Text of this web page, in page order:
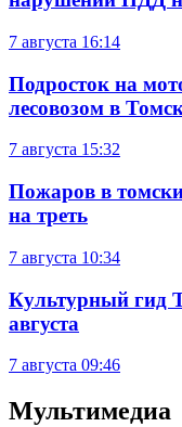
7 августа 16:14
Подросток на
лесовозом в
7 августа 15:32
Пожаров в
на треть
7 августа 10:34
Культурный гид
августа
7 августа 09:46
Мультимедиа